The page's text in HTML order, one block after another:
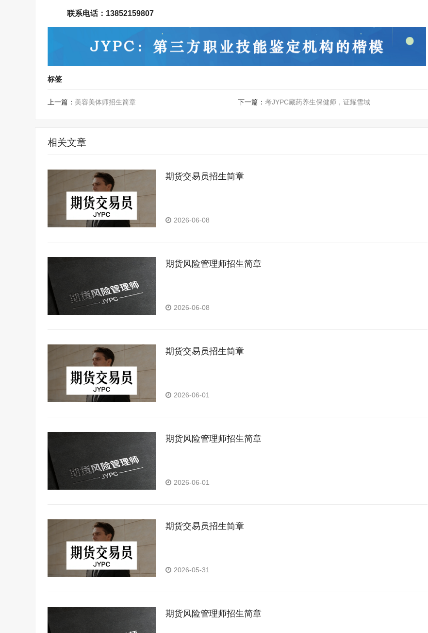
联系电话： 13852159807
标签
上一篇： 美容美体师招生简章 下一篇： 考JYPC藏药养生保健师，证耀雪域
相关文章
期货交易员招生简章
2026-06-08
期货风险管理师招生简章
2026-06-08
期货交易员招生简章
2026-06-01
期货风险管理师招生简章
2026-06-01
期货交易员招生简章
2026-05-31
期货风险管理师招生简章